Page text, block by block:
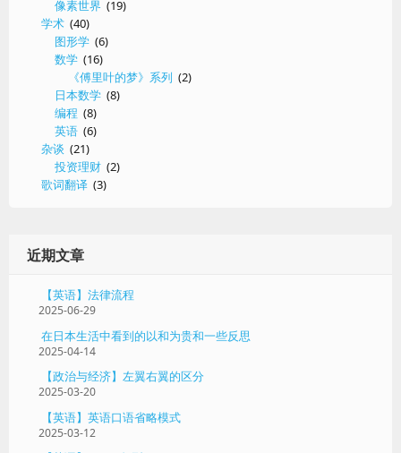
像素世界 (19)
学术 (40)
图形学 (6)
数学 (16)
《傅里叶的梦》系列 (2)
日本数学 (8)
编程 (8)
英语 (6)
杂谈 (21)
投资理财 (2)
歌词翻译 (3)
近期文章
【英语】法律流程
2025-06-29
在日本生活中看到的以和为贵和一些反思
2025-04-14
【政治与经济】左翼右翼的区分
2025-03-20
【英语】英语口语省略模式
2025-03-12